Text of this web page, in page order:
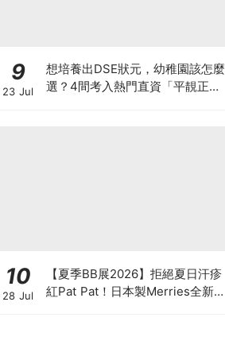
9
23 Jul
想培養出DSE狀元，幼稚園該怎麼
選？4間考入熱門直資「平靚正」
10
28 Jul
【夏季BB展2026】拒絕夏日汗疹
紅Pat Pat！日本製Merries全新超